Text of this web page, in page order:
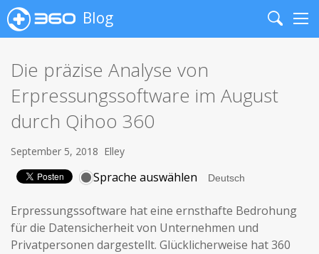
Blog
Search
Die präzise Analyse von
Erpressungssoftware im August
durch Qihoo 360
September 5, 2018 Elley
Sprache auswählen
Erpressungssoftware hat eine ernsthafte Bedrohung
für die Datensicherheit von Unternehmen und
Privatpersonen dargestellt. Glücklicherweise hat 360